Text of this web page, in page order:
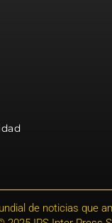
de noticias que